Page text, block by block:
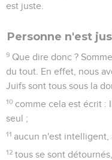
est juste.
Personne n'est
9 Que dire donc ?
du tout. En effet, nous
Juifs sont tous sous la
10 comme cela est écrit :
seul ;
11 aucun n'est intelligent,
12 tous se sont